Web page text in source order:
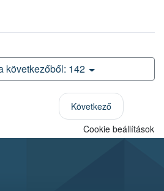
következőből: 142
Következő
Cookie beállítások